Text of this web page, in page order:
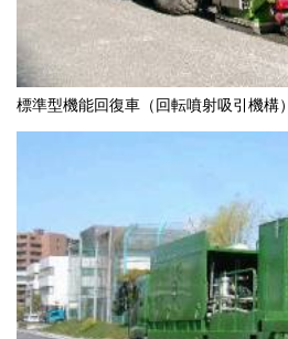
標準型機能回復車（回転噴射吸引機構）